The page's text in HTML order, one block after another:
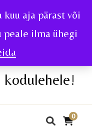
aja pärast või
peale ilma ühegi
0